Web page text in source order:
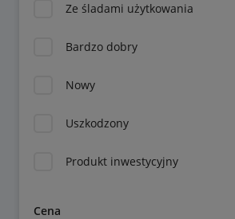
Ze śladami użytkowania
Bardzo dobry
Nowy
Uszkodzony
Produkt inwestycyjny
Cena